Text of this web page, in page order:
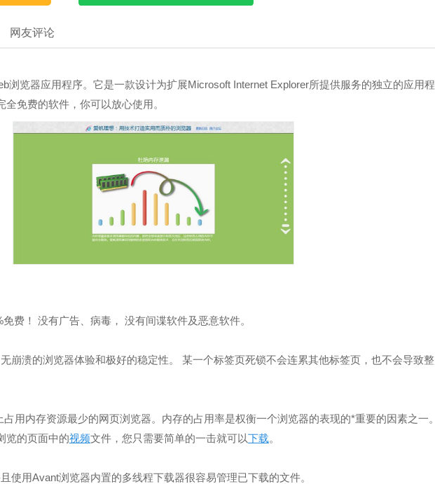
网友评论
浏览器应用程序。它是一款设计为扩展Microsoft Internet Explorer所提供服务的独立的应用程
免费的软件，你可以放心使用。
费！ 没有广告、病毒， 没有间谍软件及恶意软件。
崩溃的浏览器体验和极好的稳定性。 某一个标签页死锁不会连累其他标签页，也不会导致整
用内存资源最少的网页浏览器。内存的占用率是权衡一个浏览器的表现的*重要的因素之一。
览的页面中的视频文件，您只需要简单的一击就可以下载。
使用Avant浏览器内置的多线程下载器很容易管理已下载的文件。